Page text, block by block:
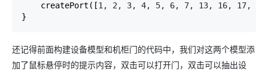
    createPort([
1, 2, 3, 4, 5, 6, 7, 13, 16, 17, 20
}
还记得前面构建设备模型和机柜门的代码中，我们对这两个模型添
加了鼠标悬停时的提示内容，双击可以打开门，双击可以抽出设